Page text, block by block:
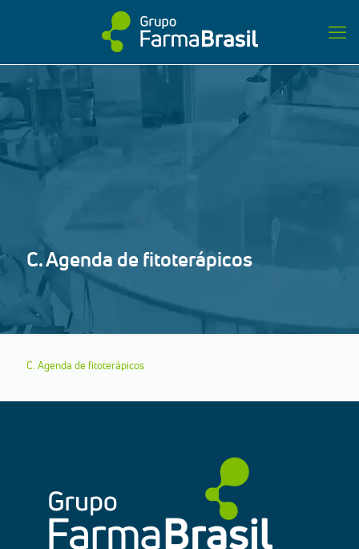
C. Agenda de fitoterápicos
C. Agenda de fitoterápicos